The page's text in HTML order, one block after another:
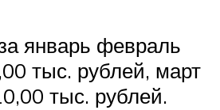
январь февраль
тыс. рублей, март
тыс. рублей.